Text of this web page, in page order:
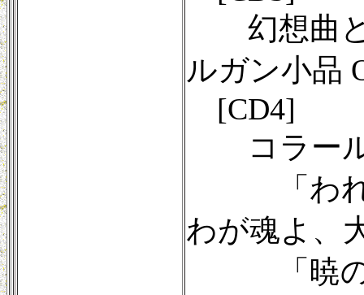
幻想曲と
ルガン小品
[CD4]
コラール
「われら
わが魂よ、
「暁の星